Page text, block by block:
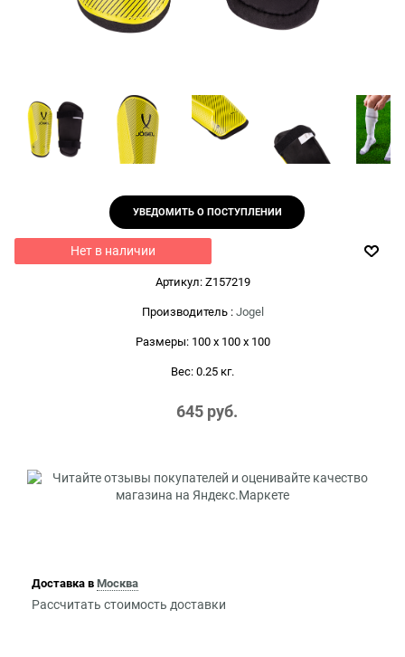
УВЕДОМИТЬ О ПОСТУПЛЕНИИ
Нет в наличии
Артикул: Z157219
Производитель : Jogel
Размеры: 100 x 100 x 100
Вес: 0.25 кг.
645 руб.
Доставка в Москва
Рассчитать стоимость доставки